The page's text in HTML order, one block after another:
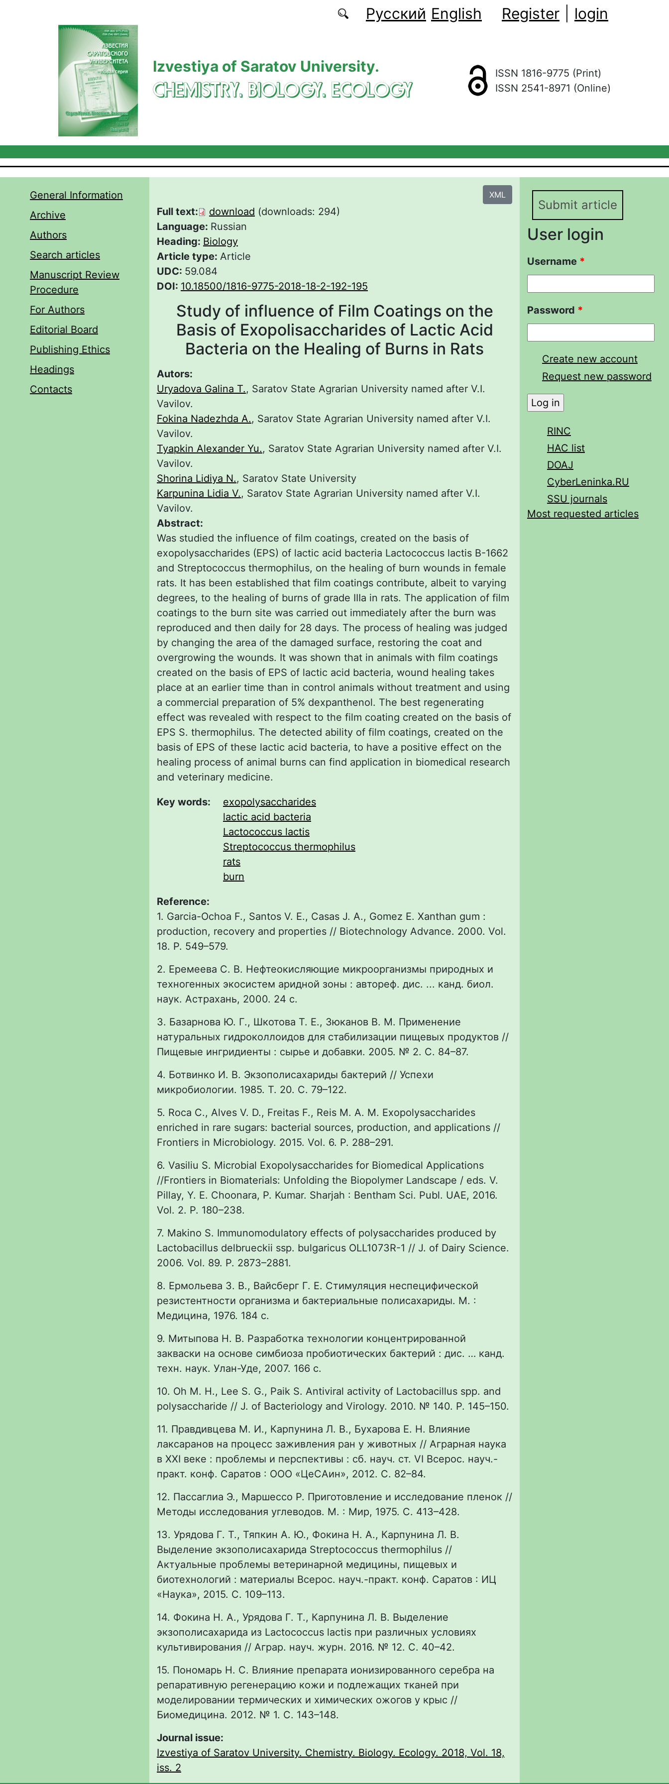
Русский English Register login
Izvestiya of Saratov University.
CHEMISTRY. BIOLOGY. ECOLOGY
ISSN 1816-9775 (Print)
ISSN 2541-8971 (Online)
General Information
Archive
Authors
Search articles
Manuscript Review
Procedure
For Authors
Editorial Board
Publishing Ethics
Headings
Contacts
XML
Full text: download (downloads: 294)
Language: Russian
Heading: Biology
Article type: Article
UDC: 59.084
DOI: 10.18500/1816-9775-2018-18-2-192-195
Study of influence of Film Coatings on the
Basis of Exopolisaccharides of Lactic Acid
Bacteria on the Healing of Burns in Rats
Autors:
Uryadova Galina T., Saratov State Agrarian University named after V.I.
Vavilov.
Fokina Nadezhda A., Saratov State Agrarian University named after V.I.
Vavilov.
Tyapkin Alexander Yu., Saratov State Agrarian University named after V.I.
Vavilov.
Shorina Lidiya N., Saratov State University
Karpunina Lidia V., Saratov State Agrarian University named after V.I.
Vavilov.
Abstract:
Was studied the influence of film coatings, created on the basis of
exopolysaccharides (EPS) of lactic acid bacteria Lactococcus lactis B-1662
and Streptococcus thermophilus, on the healing of burn wounds in female
rats. It has been established that film coatings contribute, albeit to varying
degrees, to the healing of burns of grade IIIa in rats. The application of film
coatings to the burn site was carried out immediately after the burn was
reproduced and then daily for 28 days. The process of healing was judged
by changing the area of the damaged surface, restoring the coat and
overgrowing the wounds. It was shown that in animals with film coatings
created on the basis of EPS of lactic acid bacteria, wound healing takes
place at an earlier time than in control animals without treatment and using
a commercial preparation of 5% dexpanthenol. The best regenerating
effect was revealed with respect to the film coating created on the basis of
EPS S. thermophilus. The detected ability of film coatings, created on the
basis of EPS of these lactic acid bacteria, to have a positive effect on the
healing process of animal burns can find application in biomedical research
and veterinary medicine.
Key words:
exopolysaccharides
lactic acid bacteria
Lactococcus lactis
Streptococcus thermophilus
rats
burn
Reference:
1. Garcia-Ochoa F., Santos V. E., Casas J. A., Gоmez E. Xanthan gum :
production, recovery and properties // Biotechnology Advance. 2000. Vol.
18. P. 549–579.
2. Еремеева C. B. Нефтеокисляющие микроорганизмы природных и
техногенных экосистем аридной зоны : автореф. дис. ... канд. биол.
наук. Астрахань, 2000. 24 с.
3. Базарнова Ю. Г., Шкотова Т. Е., Зюканов В. М. Применение
натуральных гидроколлоидов для стабилизации пищевых продуктов //
Пищевые ингридиенты : сырье и добавки. 2005. № 2. С. 84–87.
4. Ботвинко И. В. Экзополисахариды бактерий // Успехи
микробиологии. 1985. Т. 20. С. 79–122.
5. Roca C., Alves V. D., Freitas F., Reis M. A. M. Exopolysaccharides
enriched in rare sugars: bacterial sources, production, and applications //
Frontiers in Microbiology. 2015. Vol. 6. P. 288–291.
6. Vasiliu S. Microbial Exopolysaccharides for Biomedical Applications
//Frontiers in Biomaterials: Unfolding the Biopolymer Landscape / eds. V.
Pillay, Y. E. Choonara, P. Kumar. Sharjah : Bentham Sci. Publ. UAE, 2016.
Vol. 2. P. 180–238.
7. Makino S. Immunomodulatory effects of polysaccharides produced by
Lactobacillus delbrueckii ssp. bulgaricus OLL1073R-1 // J. of Dairy Science.
2006. Vol. 89. P. 2873–2881.
8. Ермольева З. В., Вайсберг Г. Е. Стимуляция неспецифической
резистентности организма и бактериальные полисахариды. М. :
Медицина, 1976. 184 с.
9. Митыпова Н. В. Разработка технологии концентрированной
закваски на основе симбиоза пробиотических бактерий : дис. … канд.
техн. наук. Улан-Уде, 2007. 166 с.
10. Oh M. H., Lee S. G., Paik S. Antiviral activity of Lactobacillus spp. and
polysaccharide // J. of Bacteriology and Virology. 2010. № 140. Р. 145–150.
11. Правдивцева М. И., Карпунина Л. В., Бухарова E. H. Влияние
лаксаранов на процесс заживления ран у животных // Аграрная наука
в XXI веке : проблемы и перспективы : сб. науч. ст. VI Всерос. науч.-
практ. конф. Саратов : ООО «ЦеСАин», 2012. С. 82–84.
12. Пассаглиа Э., Маршессо Р. Приготовление и исследование пленок //
Методы исследования углеводов. М. : Мир, 1975. С. 413–428.
13. Урядова Г. Т., Тяпкин А. Ю., Фокина Н. А., Карпунина Л. В.
Выделение экзополисахарида Streptococcus thermophilus //
Актуальные проблемы ветеринарной медицины, пищевых и
биотехнологий : материалы Всерос. науч.-практ. конф. Саратов : ИЦ
«Наука», 2015. С. 109–113.
14. Фокина Н. А., Урядова Г. Т., Карпунина Л. В. Выделение
экзополисахарида из Lасtococcus lactis при различных условиях
культивирования // Аграр. науч. журн. 2016. № 12. С. 40–42.
15. Пономарь Н. С. Влияние препарата ионизированного серебра на
репаративную регенерацию кожи и подлежащих тканей при
моделировании термических и химических ожогов у крыс //
Биомедицина. 2012. № 1. С. 143–148.
Journal issue:
Izvestiya of Saratov University. Chemistry. Biology. Ecology. 2018, Vol. 18,
iss. 2
Submit article
User login
Username *
Password *
Create new account
Request new password
RINC
HAC list
DOAJ
CyberLeninka.RU
SSU journals
Most requested articles